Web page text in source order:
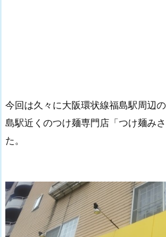
今回は久々に大阪環状線福島駅周辺
島駅近くのつけ麺専門店「つけ麺み
た。